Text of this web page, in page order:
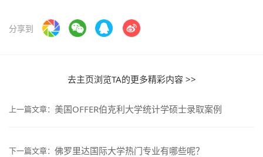
分享到
去主页浏览TA的更多精彩内容 >>
上一篇文章： 美国OFFER伯克利大学统计学硕士录取案例
下一篇文章： 佛罗里达国际大学热门专业有哪些呢？